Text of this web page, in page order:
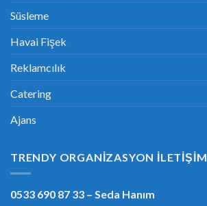
Süsleme
Havai Fişek
Reklamcılık
Catering
Ajans
TRENDY ORGANIZASYON İLETIŞIM
0533 690 87 33 – Seda Hanım